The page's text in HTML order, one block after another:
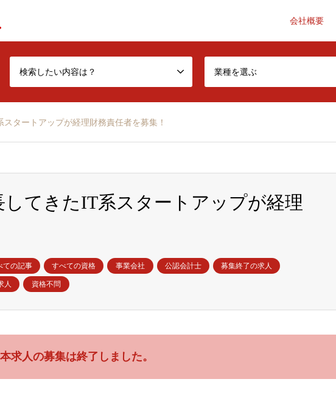
会社概要
検索したい内容は？ 業種を選ぶ
タートアップが経理財務責任者を募集！
してきたIT系スタートアップが経理
ての記事 すべての資格 事業会社 公認会計士 募集終了の求人
人 資格不問
本求人の募集は終了しました。